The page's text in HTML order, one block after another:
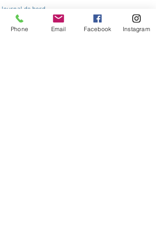
Journal de bord
Phone Email Facebook Instagram